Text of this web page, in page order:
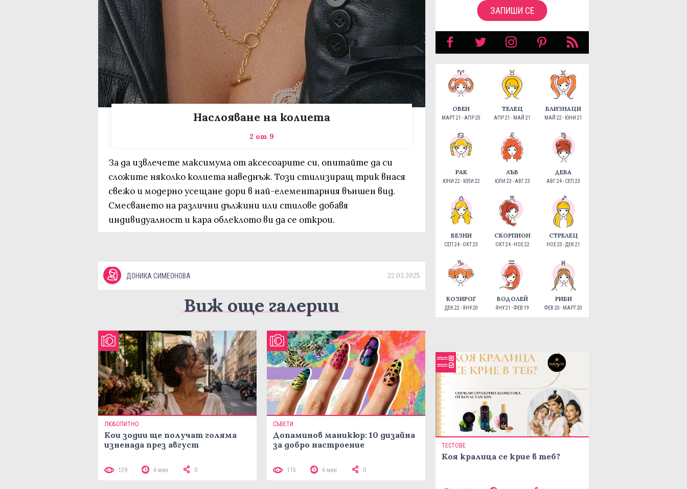
Наслояване на колиета
2 от 9
За да извлечете максимума от аксесоарите си, опитайте да си
сложите няколко колиета наведнъж. Този стилизиращ трик внася
свежо и модерно усещане дори в най-елементарния външен вид.
Смесването на различни дължини или стилове добавя
индивидуалност и кара облеклото ви да се открои.
ДОНИКА СИМЕОНОВА 22.03.2025
Виж още галерии
ЛЮБОПИТНО
Кои зодии ще получат голяма
изненада през август
129 6 мин 0
СЪВЕТИ
Допаминов маникюр: 10 дизайна
за добро настроение
115 6 мин 0
ЗАПИШИ СЕ
ОВЕН
МАРТ 21 - АПР 20
ТЕЛЕЦ
АПР 21 - МАЙ 21
БЛИЗНАЦИ
МАЙ 22 - ЮНИ 21
РАК
ЮНИ 22 - ЮЛИ 22
ЛЪВ
ЮЛИ 23 - АВГ 23
ДЕВА
АВГ 24 - СЕП 23
ВЕЗНИ
СЕП 24 - ОКТ 23
СКОРПИОН
ОКТ 24 - НОЕ 22
СТРЕЛЕЦ
НОЕ 23 - ДЕК 21
КОЗИРОГ
ДЕК 22 - ЯНУ 20
ВОДОЛЕЙ
ЯНУ 21 - ФЕВ 19
РИБИ
ФЕВ 20 - МАРТ 20
ТЕСТОВЕ
Коя кралица се крие в теб?